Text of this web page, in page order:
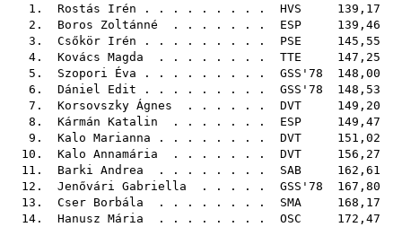
1. Rostás Irén . . . . . . . . . HVS 139,17
2. Boros Zoltánné . . . . . . . ESP 139,46
3. Csőkör Irén . . . . . . . . . PSE 145,55
4. Kovács Magda . . . . . . . . TTE 147,25
5. Szopori Éva . . . . . . . . . GSS'78 148,00
6. Dániel Edit . . . . . . . . . GSS'78 148,53
7. Korsovszky Ágnes . . . . . . DVT 149,20
8. Kármán Katalin . . . . . . . ESP 149,47
9. Kalo Marianna . . . . . . . . DVT 151,02
10. Kalo Annamária . . . . . . . DVT 156,27
11. Barki Andrea . . . . . . . . SAB 162,61
12. Jenővári Gabriella . . . . . GSS'78 167,80
13. Cser Borbála . . . . . . . . SMA 168,17
14. Hanusz Mária . . . . . . . . OSC 172,47